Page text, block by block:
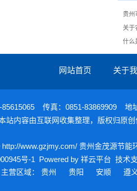
贵州
关于
什么
网站首页 关于我
85615065 传真：0851-83869909 地
站内容由互联网收集整理，版权归原
www.gzjmy.com/ 贵州金茂源节能
号-1 Powered by 祥云平台 技术支
营区域： 贵州 贵阳 安顺 遵义